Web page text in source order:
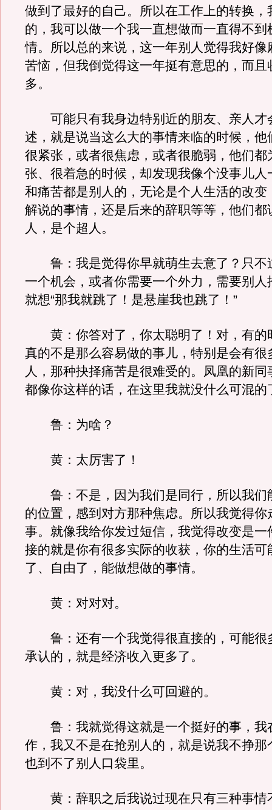
做到了最好的自己。所以在工作上的转换，
的，我可以做一个我一直想做而一直得不到
情。所以总的来说，这一年别人觉得我好像
苦恼，但我倒觉得这一年挺有意思的，而且
多。
可能只有我身边特别近的朋友、亲人才
述，就是说当这么大的事情来临的时候，他
很紧张，或者很焦虑，或者很脆弱，他们都
张、很着急的时候，却发现我像个没事儿人
和痛苦都是别人的，无论是个人生活的改变
解说的事情，还是后来的辞职等等，他们都
人，是个超人。
鲁：我是觉得你早就萌生去意了？只不
一个机会，或者你需要一个外力，需要别人
就想“那我就跳了！是悬崖我也跳了！”
黄：你答对了，你太聪明了！对，有的
真的不是那么容易做的事儿，特别是会有很
人，那种抉择痛苦是很难受的。凤凰的新同
都像你这样的话，在这里我就没什么可混的
鲁：为啥？
黄：太厉害了！
鲁：不是，因为我们是同行，所以我们
的位置，感到对方那种焦虑。所以我觉得你
事。就像我给你发过短信，我觉得改变是一
接的就是你有很多实际的收获，你的生活可
了、自由了，能做想做的事情。
黄：对对对。
鲁：还有一个我觉得很直接的，可能很
承认的，就是经济收入更多了。
黄：对，我没什么可回避的。
鲁：我就觉得这就是一个挺好的事，我
作，我又不是在抢别人的，就是说我不挣那
也到不了别人口袋里。
黄：辞职之后我说过现在只有三种事情